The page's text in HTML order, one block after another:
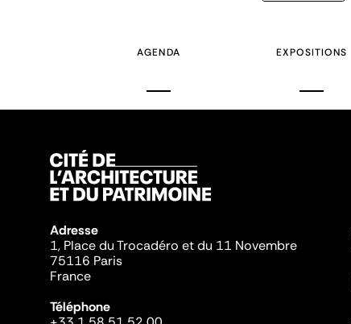
AGENDA EXPOSITIONS
Adresse
1, Place du Trocadéro et du 11 Novembre
75116 Paris
France
Téléphone